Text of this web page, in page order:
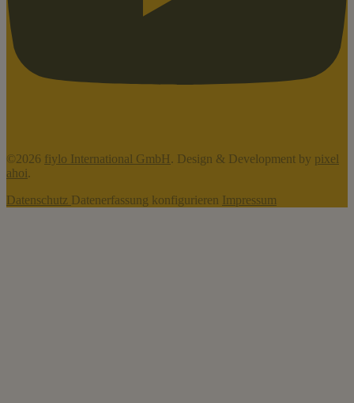
©2026 fiylo International GmbH. Design & Development by pixel
ahoi.
Datenschutz Datenerfassung konfigurieren Impressum